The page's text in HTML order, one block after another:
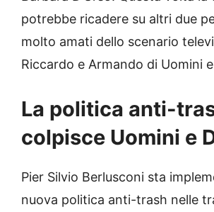
potrebbe ricadere su altri due
molto amati dello scenario
Riccardo e Armando di Uomini
La politica anti-
colpisce Uomini e
Pier Silvio Berlusconi sta
nuova politica anti-trash nelle